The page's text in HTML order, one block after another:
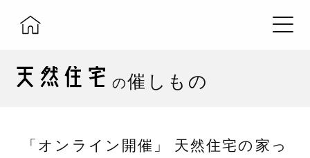
の催しもの
「オンライン開催」 天然住宅の家っ